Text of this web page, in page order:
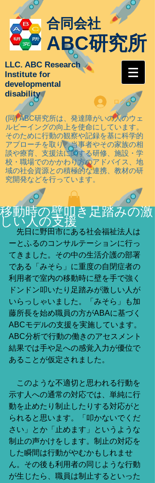
合同会社
ABC研究所
LLC. ABC Research
Institute for
developmental
disability
ログイン
(同) ABC研究所は、発達障がいの人のウェ
ルビーイングの向上を使命にしています。
そのために行動の観察や記録を基に科学的
アプローチを取り、当事者やその家族の相
談や療育、支援法に関する研修、施設・学
校・職場でのかかわり方のアドバイス、地
域の社会資源との積極的な連携、教材の研
究開発などを行っています。
移動時の壁叩き足踏みの激
しい人の支援
先日に野田市にある社会福祉法人は
ーとふるのコンサルテーションに行っ
てきました。その中の生活介護の部署
である「みそら」に重度の自閉症者の
利用者で室内の移動時に壁を手で強く
ドンドン叩いたり足踏みが激しい人が
いらっしゃいました。「みそら」も加
藤所長を始め職員の方がABAに基づく
ABCモデルの支援を実施しています。
ABC分析で行動の働きのアセスメント
結果では手や足への感覚入力が優位で
あることが仮定されました。
このような不適切と思われる行動を
示す人への通常の対応では、単純に行
動を止めたり制止したりする対応がと
られると思います。「叩かないでくだ
さい」とか「止めます」というような
制止の声かけをします。制止の対応を
した瞬間は行動がやむかもしれませ
ん。その後も利用者の同じような行動
が生じたら、職員は制止するといった